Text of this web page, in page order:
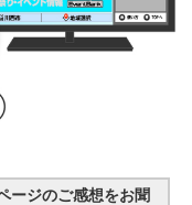
ージのご感想をお聞